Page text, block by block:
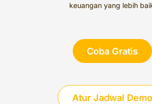
keuangan yang lebih
Coba Gratis
Atur Jadwal Demo